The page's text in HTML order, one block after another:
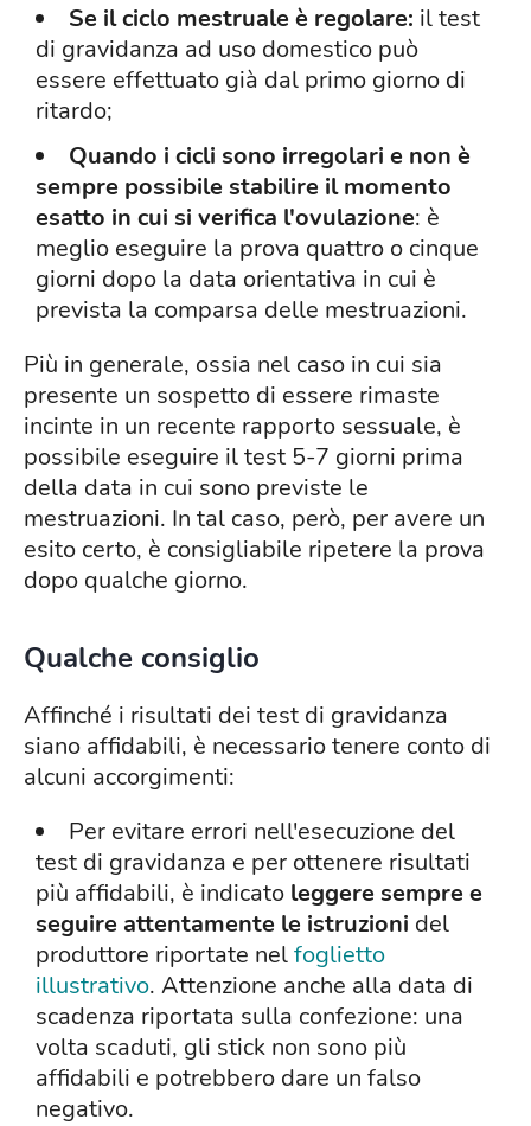
Se il ciclo mestruale è regolare: il test
di gravidanza ad uso domestico può
essere effettuato già dal primo giorno di
ritardo;
Quando i cicli sono irregolari e non è
sempre possibile stabilire il momento
esatto in cui si verifica l'ovulazione: è
meglio eseguire la prova quattro o cinque
giorni dopo la data orientativa in cui è
prevista la comparsa delle mestruazioni.
Più in generale, ossia nel caso in cui sia
presente un sospetto di essere rimaste
incinte in un recente rapporto sessuale, è
possibile eseguire il test 5-7 giorni prima
della data in cui sono previste le
mestruazioni. In tal caso, però, per avere un
esito certo, è consigliabile ripetere la prova
dopo qualche giorno.
Qualche consiglio
Affinché i risultati dei test di gravidanza
siano affidabili, è necessario tenere conto di
alcuni accorgimenti:
Per evitare errori nell'esecuzione del
test di gravidanza e per ottenere risultati
più affidabili, è indicato leggere sempre e
seguire attentamente le istruzioni del
produttore riportate nelfoglietto
illustrativo. Attenzione anche alla data di
scadenza riportata sulla confezione: una
volta scaduti, gli stick non sono più
affidabili e potrebbero dare un falso
negativo.